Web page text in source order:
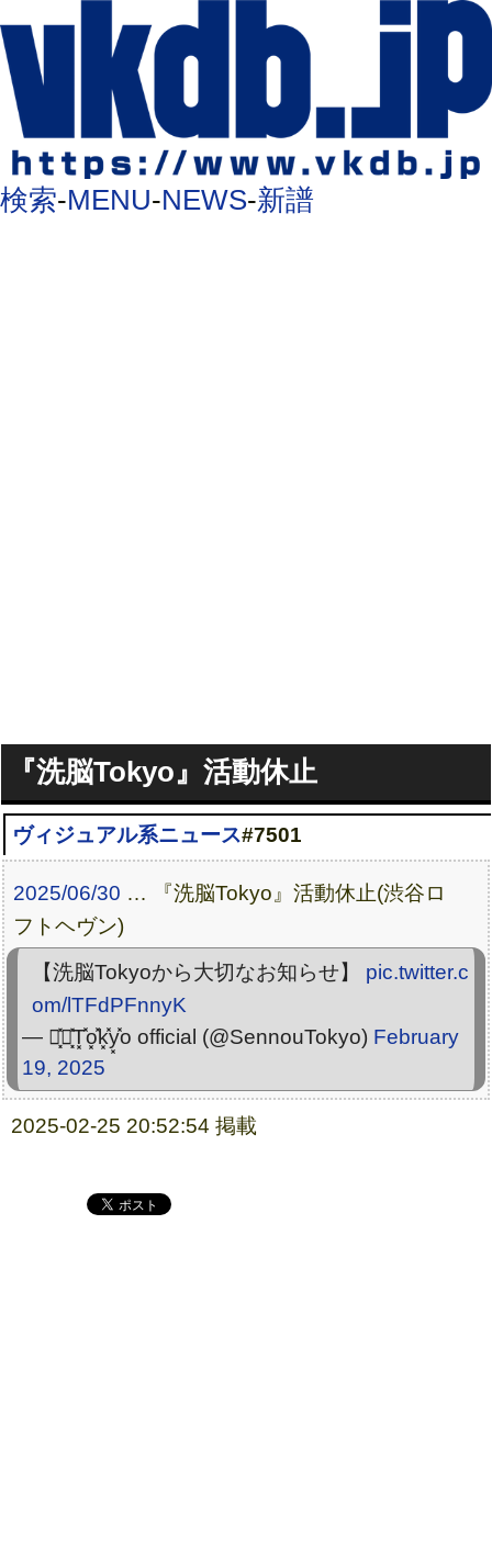
検索-MENU-NEWS-新譜
『洗脳Tokyo』活動休止
ヴィジュアル系ニュース#7501
2025/06/30 … 『洗脳Tokyo』活動休止(渋谷ロ
フトヘヴン)
【洗脳Tokyoから大切なお知らせ】 pic.twitter.c
om/lTFdPFnnyK
— 洗͓̽脳͓̽T͓̽o͓̽k͓̽y͓̽o official (@SennouTokyo) February
19, 2025
2025-02-25 20:52:54 掲載